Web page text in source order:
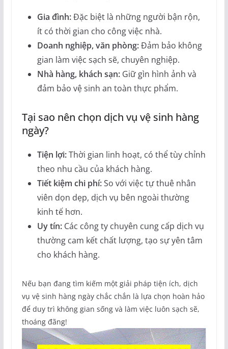
Gia đình:Đặc biệt là những người bận rộn,
ít có thời gian cho công việc nhà.
Doanh nghiệp, văn phòng:Đảm bảo không
gian làm việc sạch sẽ, chuyên nghiệp.
Nhà hàng, khách sạn:Giữ gìn hình ảnh và
đảm bảo vệ sinh an toàn thực phẩm.
Tại sao nên chọn dịch vụ vệ sinh hàng
ngày?
Tiện lợi:Thời gian linh hoạt, có thể tùy chỉnh
theo nhu cầu của khách hàng.
Tiết kiệm chi phí:So với việc tự thuê nhân
viên dọn dẹp, dịch vụ bên ngoài thường
kinh tế hơn.
Uy tín:Các công ty chuyên cung cấp dịch vụ
thường cam kết chất lượng, tạo sự yên tâm
cho khách hàng.
Nếu bạn đang tìm kiếm một giải pháp tiện ích, dịch
vụ vệ sinh hàng ngày chắc chắn là lựa chọn hoàn hảo
để duy trì không gian sống và làm việc luôn sạch sẽ,
thoáng đãng!